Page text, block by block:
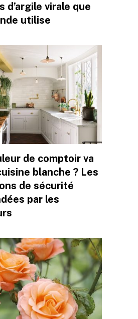
d’argile virale que
utilise
de comptoir va
blanche ? Les
de sécurité
par les